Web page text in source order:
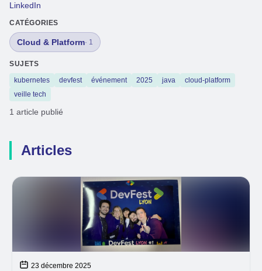
LinkedIn
CATÉGORIES
Cloud & Platform· 1
SUJETS
kubernetes
devfest événement 2025 java
cloud-platform
veille tech
1 article publié
Articles
23 décembre 2025